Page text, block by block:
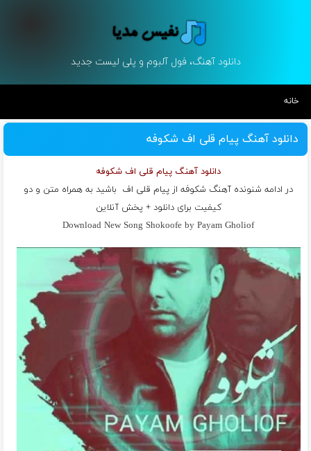
دانلود آهنگ، فول آلبوم و پلی لیست جدید
خانه
دانلود آهنگ پیام قلی اف شکوفه
دانلود آهنگ پیام قلی اف شکوفه
در ادامه شنونده آهنگ شکوفه از پیام قلی اف باشید به همراه متن و دو
کیفیت برای دانلود + پخش آنلاین
Download New Song Shokoofe by Payam Gholiof